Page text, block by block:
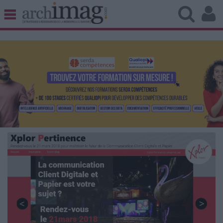
BIBLIOTHÈQUE ÉDITION
UNIVERS DATA
TRAVAIL COLLABORATIF
VIE NUMÉRIQUE
NUMÉRIQUE RESPONSABLE
LES DOSSIERS
LES NEWSLETTERS
LE MAGAZINE